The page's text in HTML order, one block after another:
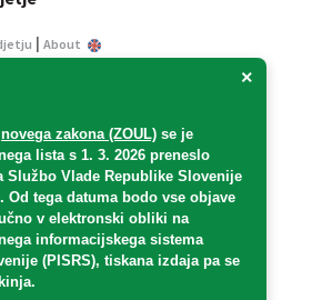
×
novega zakona (ZOUL) se je
lista s 1. 3. 2026 preneslo
Službo Vlade Republike Slovenije
. Od tega datuma bodo vse objave
v elektronski obliki na
informacijskega sistema
(PISRS), tiskana izdaja pa se
| About
javnega
pogoji
o varstvu osebnih